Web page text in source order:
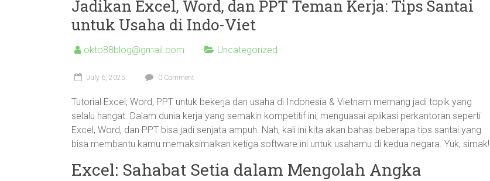
Jadikan Excel, Word, dan PPT Teman Kerja: Tips Santai
untuk Usaha di Indo-Viet
okto88blog@gmail.com Uncategorized
July 6, 2025 0 Comment
Tutorial Excel, Word, PPT untuk bekerja dan usaha di Indonesia & Vietnam memang jadi topik yang
selalu hangat. Dalam dunia kerja yang semakin kompetitif ini, menguasai aplikasi perkantoran seperti
Excel, Word, dan PPT bisa jadi senjata ampuh. Nah, kali ini kita akan bahas beberapa tips santai yang
bisa membantu kamu memaksimalkan ketiga software ini untuk usahamu di kedua negara. Yuk, simak!
Excel: Sahabat Setia dalam Mengolah Angka